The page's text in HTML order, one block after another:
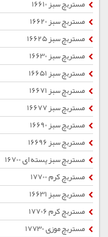
مستربچ سبز 16610
مستربچ سبز 16620
مستربچ سبز 16625
مستربچ سبز 16630
مستربچ سبز 16651
مستربچ سبز 16671
مستربچ سبز 16677
مستربچ سبز 16690
مستربچ سبز 16696
مستربچ سبز پسته ای 16700
مستربچ کرم 17700
مستربچ سبز 16631
مستربچ کرم 17706
مستربچ موزی 17730